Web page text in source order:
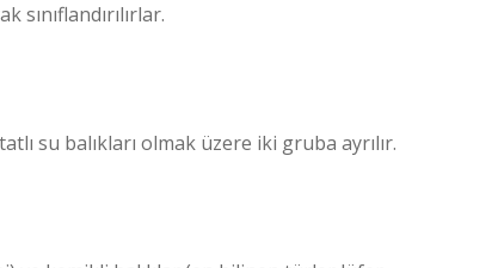
sınıflandırılırlar.
su balıkları olmak üzere iki gruba ayrılır.